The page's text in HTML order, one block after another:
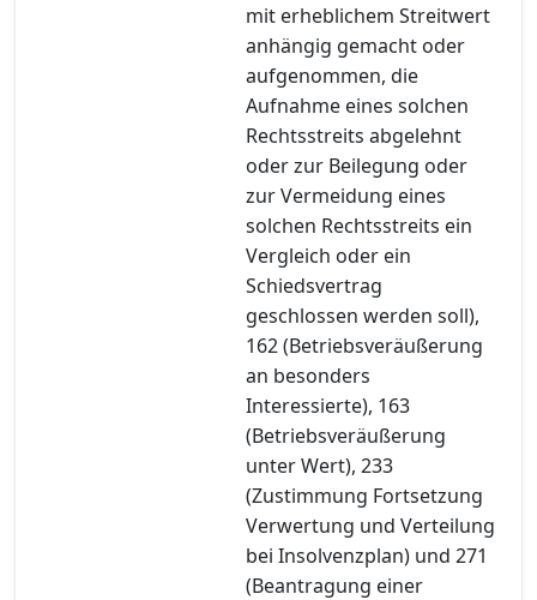
mit erheblichem Streitwert
anhängig gemacht oder
aufgenommen, die
Aufnahme eines solchen
Rechtsstreits abgelehnt
oder zur Beilegung oder
zur Vermeidung eines
solchen Rechtsstreits ein
Vergleich oder ein
Schiedsvertrag
geschlossen werden soll),
162 (Betriebsveräußerung
an besonders
Interessierte), 163
(Betriebsveräußerung
unter Wert), 233
(Zustimmung Fortsetzung
Verwertung und Verteilung
bei Insolvenzplan) und 271
(Beantragung einer